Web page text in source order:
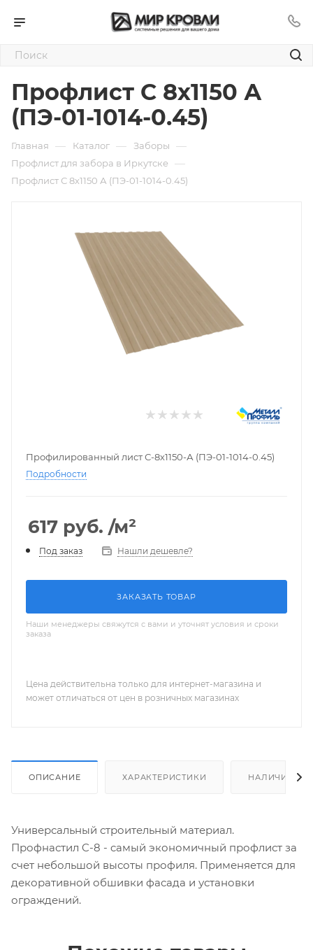
Профлист С 8х1150 А
(ПЭ-01-1014-0.45)
Главная — Каталог — Заборы —
Профлист для забора в Иркутске —
Профлист С 8х1150 А (ПЭ-01-1014-0.45)
Профилированный лист С-8х1150-А (ПЭ-01-1014-0.45)
Подробности
617 руб. /м²
Под заказ Нашли дешевле?
ЗАКАЗАТЬ ТОВАР
Наши менеджеры свяжутся с вами и уточнят условия и сроки
заказа
Цена действительна только для интернет-магазина и
может отличаться от цен в розничных магазинах
ОПИСАНИЕ ХАРАКТЕРИСТИКИ НАЛИЧИЕ
Универсальный строительный материал.
Профнастил C-8 - cамый экономичный профлист за
счет небольшой высоты профиля. Применяется для
декоративной обшивки фасада и установки
ограждений.